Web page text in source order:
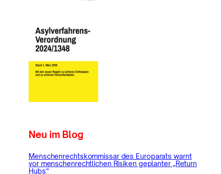
Neu im Blog
Menschenrechtskommissar des Europarats warnt
vor menschenrechtlichen Risiken geplanter „Return
Hubs“